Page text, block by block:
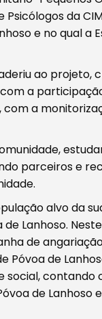
da
e no qual a
ao projeto,
com a
com a
parceiros e
alvo da
Lanhoso.
de
Póvoa de
social, contando
de Lanhoso